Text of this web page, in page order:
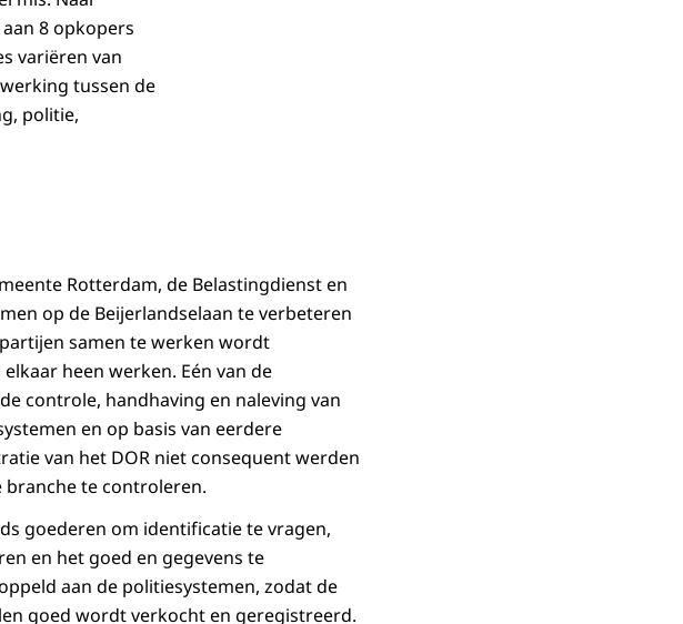
8 opkopers
variëren van
tussen de
politie,
Rotterdam, de Belastingdienst en
op de Beijerlandselaan te verbeteren
samen te werken wordt
heen werken. Eén van de
controle, handhaving en naleving van
en op basis van eerdere
van het DOR niet consequent werden
branche te controleren.
goederen om identificatie te vragen,
en het goed en gegevens te
aan de politiesystemen, zodat de
goed wordt verkocht en geregistreerd.